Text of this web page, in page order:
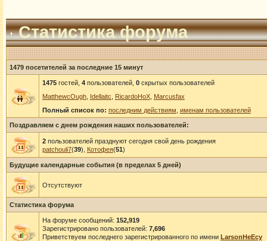
Статистика форума
1479 посетителей за последние 15 минут
1475гостей, 4пользователей, 0скрытых пользователей
MatthewcOugh, Idellaitc RicardoHoX, Marcusfax
Полный список по: последним действиям именам пользователей
Поздравляем с днем рождения наших пользователей:
2пользователей празднуют сегодня свой день рождения
patchouli7(39), Котофея(51)
Будущие календарные события (в пределах 5 дней)
Отсутствуют
Статистика форума
На форуме сообщений: 152,919
Зарегистрировано пользователей: 7,696
Приветствуем последнего зарегистрированного по имени LarsonHeEcy